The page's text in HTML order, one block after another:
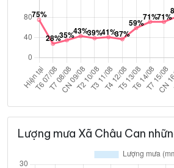
Lượng mưa Xã Châu Can